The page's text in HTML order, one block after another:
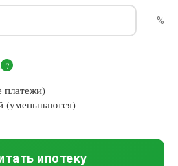
%
?
платежи)
(уменьшаются)
ипотеку